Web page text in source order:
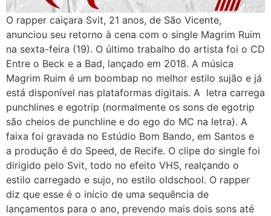
O rapper caiçara Svit, 21 anos, de São Vicente,
anunciou seu retorno à cena com o single Magrim Ruim
na sexta-feira (19). O último trabalho do artista foi o CD
Entre o Beck e a Bad, lançado em 2018. A música
Magrim Ruim é um boombap no melhor estilo sujão e já
está disponível nas plataformas digitais. A letra carrega
punchlines e egotrip (normalmente os sons de egotrip
são cheios de punchline e do ego do MC na letra). A
faixa foi gravada no Estúdio Bom Bando, em Santos e
a produção é do Speed, de Recife. O clipe do single foi
dirigido pelo Svit, todo no efeito VHS, realçando o
estilo carregado e sujo, no estilo oldschool. O rapper
diz que esse é o início de uma sequência de
lançamentos para o ano, prevendo mais dois sons até